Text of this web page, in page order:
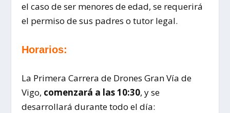
el caso de ser menores de edad, se requerirá
el permiso de sus padres o tutor legal.
Horarios:
La Primera Carrera de Drones Gran Vía de
Vigo, comenzará a las 10:30, y se
desarrollará durante todo el día: